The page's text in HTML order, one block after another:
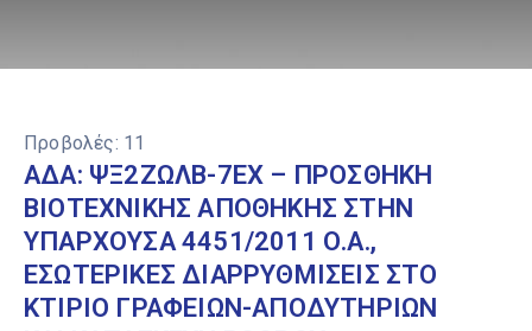
Προβολές: 11
ΑΔΑ: ΨΞ2ΖΩΛΒ-7ΕΧ – ΠΡΟΣΘΗΚΗ
ΒΙΟΤΕΧΝΙΚΗΣ ΑΠΟΘΗΚΗΣ ΣΤΗΝ
ΥΠΑΡΧΟΥΣΑ 4451/2011 Ο.Α.,
ΕΣΩΤΕΡΙΚΕΣ ΔΙΑΡΡΥΘΜΙΣΕΙΣ ΣΤΟ
ΚΤΙΡΙΟ ΓΡΑΦΕΙΩΝ-ΑΠΟΔΥΤΗΡΙΩΝ